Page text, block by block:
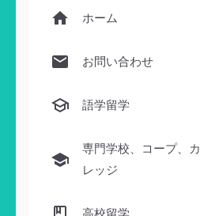
ホーム
お問い合わせ
語学留学
専門学校、コープ、カ
レッジ